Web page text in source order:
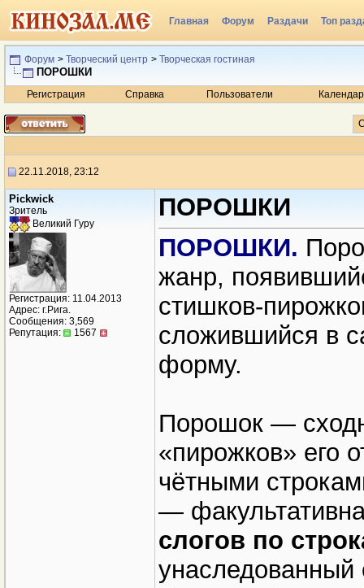
Главная Форум Раздачи Топ
Радио
Форум > Творческий центр > Творческая гостиная
ПОРОШКИ
Регистрация Справка Пользователи
22.11.2018, 23:12
Рickwick
Зритель
Великий Гуру
Регистрация: 11.04.2013
Адрес: г.Рига.
Сообщения: 3,569
Репутация:
1567
ПОРОШКИ
ПОРОШКИ.
жанр,
стишков-
сложившийся в
форму.
Порошок —
«пирожков» его
чётными
—
слогов по
унаследованный